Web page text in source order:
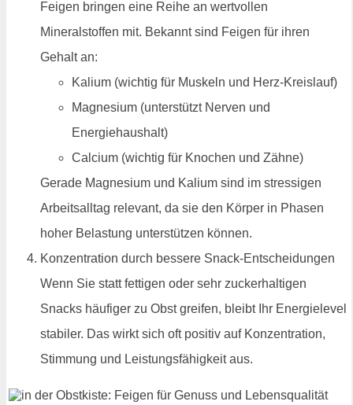
Feigen bringen eine Reihe an wertvollen
Mineralstoffen mit. Bekannt sind Feigen für ihren
Gehalt an:
Kalium (wichtig für Muskeln und Herz-Kreislauf)
Magnesium (unterstützt Nerven und
Energiehaushalt)
Calcium (wichtig für Knochen und Zähne)
Gerade Magnesium und Kalium sind im stressigen
Arbeitsalltag relevant, da sie den Körper in Phasen
hoher Belastung unterstützen können.
Konzentration durch bessere Snack-Entscheidungen
Wenn Sie statt fettigen oder sehr zuckerhaltigen
Snacks häufiger zu Obst greifen, bleibt Ihr Energielevel
stabiler. Das wirkt sich oft positiv auf Konzentration,
Stimmung und Leistungsfähigkeit aus.